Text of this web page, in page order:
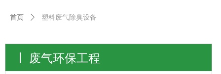
首页 ꄲ 塑料废气除臭设备
废气环保工程